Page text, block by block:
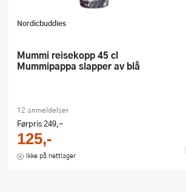
Nordicbuddies
Mummi reisekopp 45 cl
Mummipappa slapper av blå
12 anmeldelser
Førpris249,-
125,-
Ikke på nettlager